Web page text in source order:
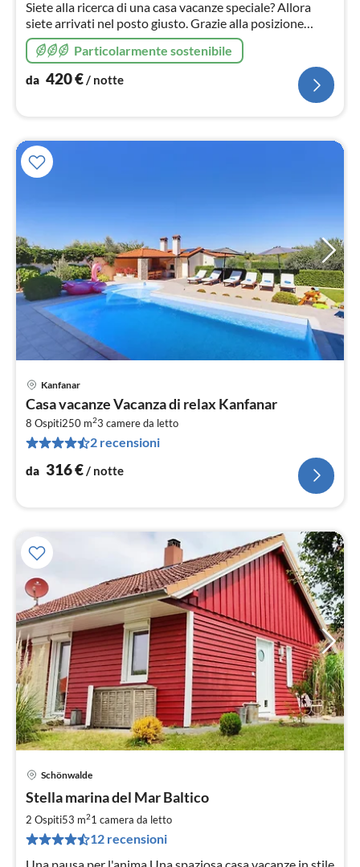
Siete alla ricerca di una casa vacanze speciale? Allora
siete arrivati nel posto giusto. Grazie alla posizione
idilliaca e alla splendida vista, la nostra casa vacanze vi
invita a trascorrere una vacanza da sogno
Particolarmente sostenibile
da 420€/ notte
Kanfanar
Casa vacanze Vacanza di relax Kanfanar
8 Ospiti250 m23 camere da letto
2 recensioni
da 316€ / notte
Schönwalde
Stella marina del Mar Baltico
2 Ospiti53 m21 camera da letto
12 recensioni